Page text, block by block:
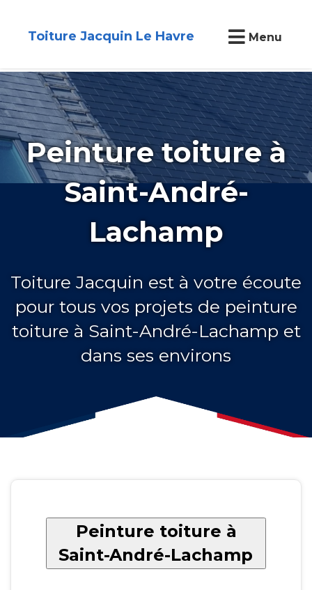
Toiture Jacquin Le Havre Menu
Peinture toiture à
Saint-André-
Lachamp
Toiture Jacquin est à votre écoute
pour tous vos projets de peinture
toiture à Saint-André-Lachamp et
dans ses environs
Peinture toiture à
Saint-André-Lachamp